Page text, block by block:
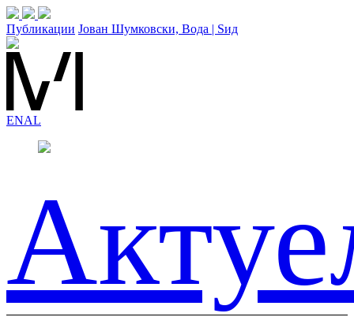
Публикации Јован Шумковски, Вода | Ѕид
ENAL